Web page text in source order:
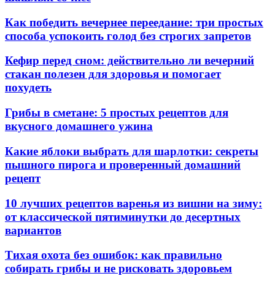
Как победить вечернее переедание: три простых
способа успокоить голод без строгих запретов
Кефир перед сном: действительно ли вечерний
стакан полезен для здоровья и помогает
похудеть
Грибы в сметане: 5 простых рецептов для
вкусного домашнего ужина
Какие яблоки выбрать для шарлотки: секреты
пышного пирога и проверенный домашний
рецепт
10 лучших рецептов варенья из вишни на зиму:
от классической пятиминутки до десертных
вариантов
Тихая охота без ошибок: как правильно
собирать грибы и не рисковать здоровьем